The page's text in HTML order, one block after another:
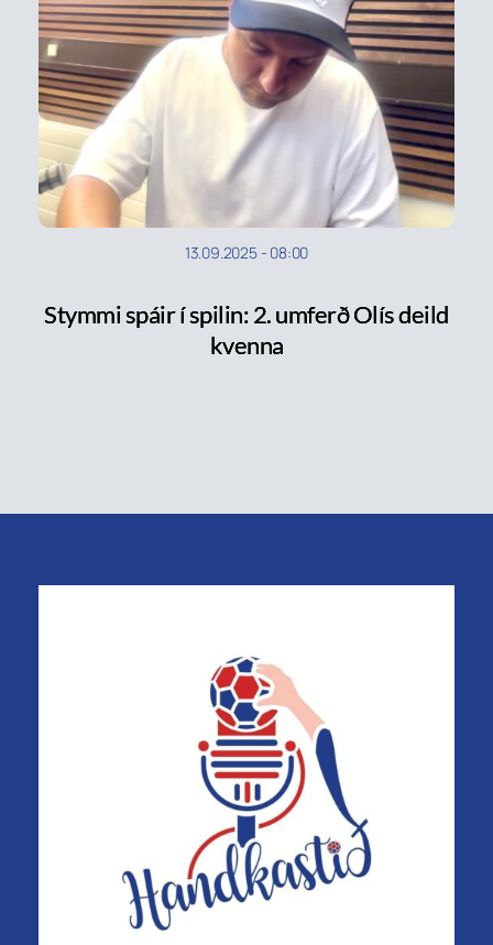
13.09.2025- 08:00
Stymmi spáir í spilin: 2. umferð Olís deild
kvenna